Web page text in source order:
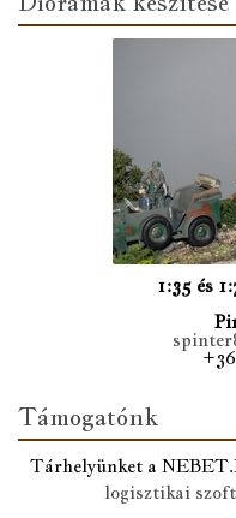
1:35 és
Támogatónk
Tárhelyünket a
logisztikai